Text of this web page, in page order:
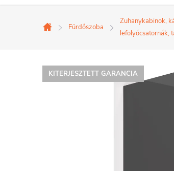
Kezdőlap
Fürdőszoba
Zuhanykabinok,
lefolyócsatornák,
KITERJESZTETT GARANCIA